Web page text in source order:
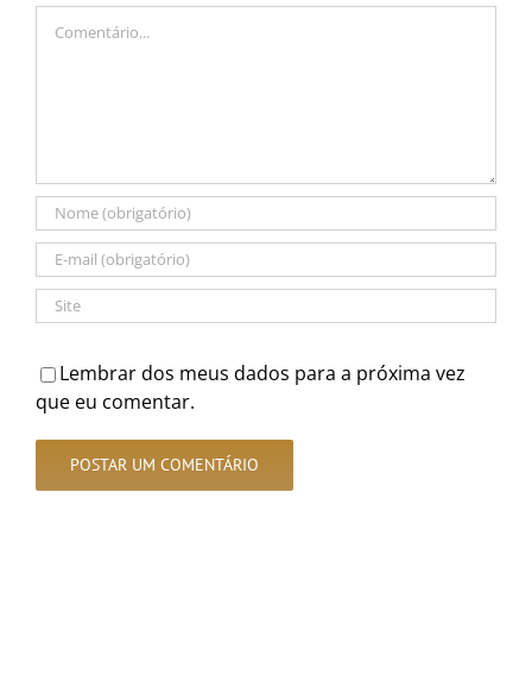
Lembrar dos meus dados para a próxima vez
que eu comentar.